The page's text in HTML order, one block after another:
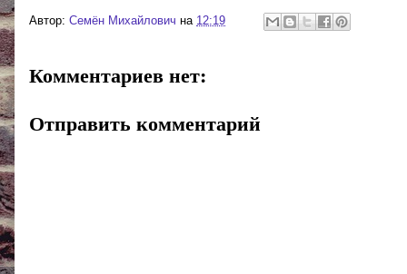
Автор: Cемён Михайлович на 12:19
Комментариев нет:
Отправить комментарий